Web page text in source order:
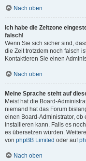
Nach oben
Ich habe die Zeitzone
falsch!
Wenn Sie sich sicher sind,
die Zeit trotzdem noch falsch
Kontaktieren Sie einen
Nach oben
Meine Sprache steht auf
Meist hat die Board-
niemand hat das Forum
einen Board-Administrator, ob
installieren kann. Falls es
es übersetzen würden.
von phpBB Limited oder auf
Nach oben